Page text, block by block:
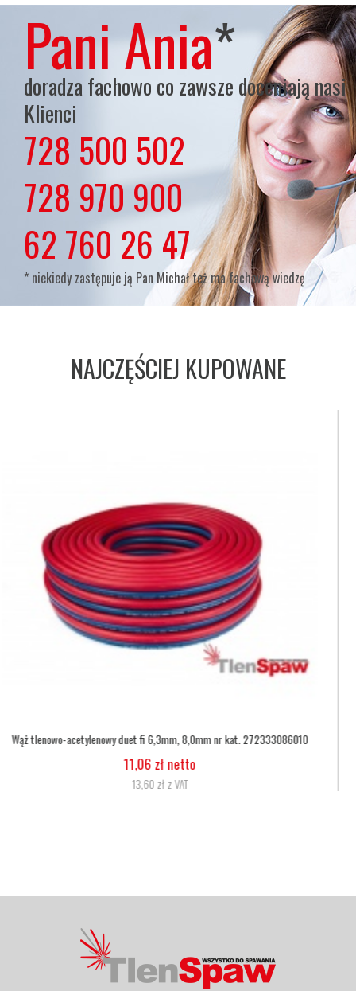
Pani Ania*
doradza fachowo co zawsze doceniają nasi
Klienci
728 500 502
lub
728 970 900
lub
62 760 26 47
* niekiedy zastępuje ją Pan Michał też ma fachową wiedzę
NAJCZĘŚCIEJ KUPOWANE
Wąż tlenowy fi 6,3
5,07 zł netto
6,24 zł z VAT